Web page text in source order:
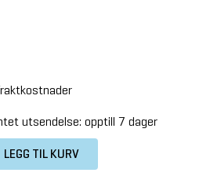
utsendelse: opptill 7 dager
LEGG TIL KURV